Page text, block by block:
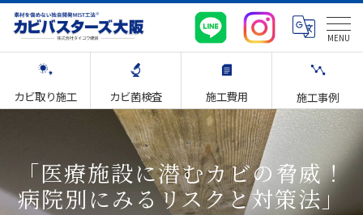
カビ取り施工 カビ菌検査 施工費用 施工事例
「医療施設に潜むカビの脅威！
病院別にみるリスクと対策法」